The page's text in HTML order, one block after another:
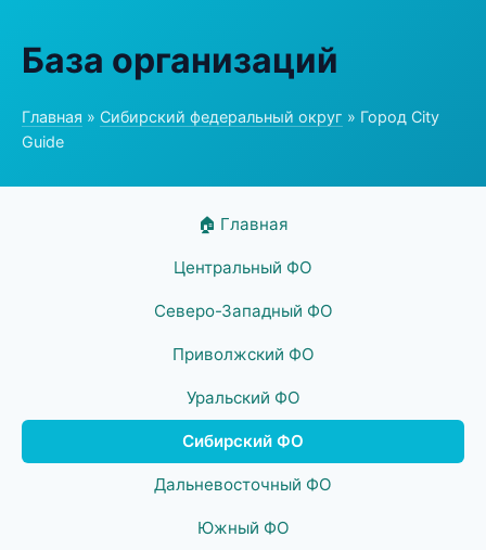
База организаций
Главная » Сибирский федеральный округ » Город City
Guide
🏠 Главная
Центральный ФО
Северо-Западный ФО
Приволжский ФО
Уральский ФО
Сибирский ФО
Дальневосточный ФО
Южный ФО